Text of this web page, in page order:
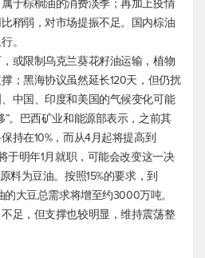
于棕榈油的消费淡季；再加上疫情
稍弱，对市场提振不足。国内棕油
。
或限制乌克兰葵花籽油运输，植物
；黑海协议虽然延长120天，但仍扰
中国、印度和美国的气候变化可能
”。巴西矿业和能源部表示，之前其
持在10%，而从4月起将提高到
于明年1月就职，可能会改变这一决
料为豆油。按照15%的要求，到
大豆总需求将增至约3000万吨。
足，但支撑也较明显，维持震荡整